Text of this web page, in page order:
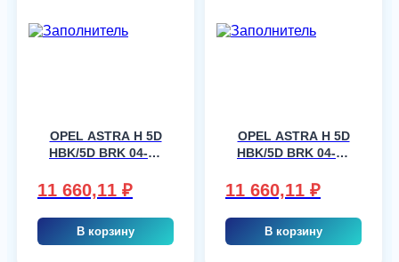
OPEL ASTRA H 5D
HBK/5D BRK 04-10
HARDWARE, шт
11 660,11 ₽
В корзину
OPEL ASTRA H 5D
HBK/5D BRK 04-10
HARDWARE, шт
11 660,11 ₽
В корзину